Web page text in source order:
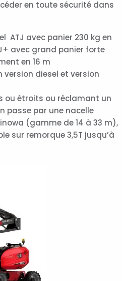
en toute sécurité dans
ATJ avec panier 230 kg en
avec grand panier forte
en 16 m
version diesel et version
ou étroits ou réclamant un
passe par une nacelle
(gamme de 14 à 33 m),
sur remorque 3,5T jusqu’à